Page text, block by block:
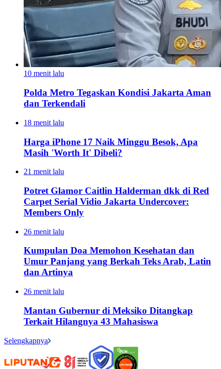
10 menit lalu
Polda Metro Tegaskan Kondisi Jakarta Aman
dan Terkendali
18 menit lalu
Harga iPhone 17 Naik Minggu Besok, Apa
Masih 'Worth It' Dibeli?
21 menit lalu
Potret Glamor Caitlin Halderman dkk di Red
Carpet Serial Vidio Jakarta Undercover:
Members Only
26 menit lalu
Kumpulan Doa Memohon Kesehatan dan
Umur Panjang yang Berkah Teks Arab, Latin
dan Artinya
26 menit lalu
Mantan Gubernur di Meksiko Ditangkap
Terkait Hilangnya 43 Mahasiswa
Selengkapnya